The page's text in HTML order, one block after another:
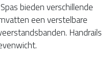
bieden verschillende
een verstelbare
Handrails